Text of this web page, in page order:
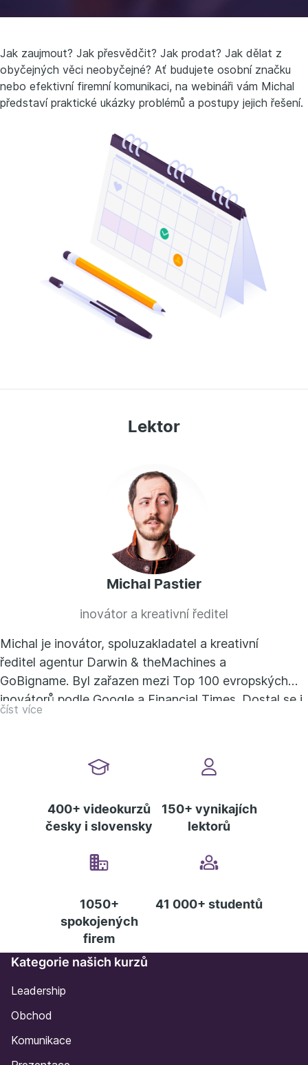
Jak zaujmout? Jak přesvědčit? Jak prodat? Jak dělat z
obyčejných věci neobyčejné? Ať budujete osobní značku
nebo efektivní firemní komunikaci, na webináři vám Michal
představí praktické ukázky problémů a postupy jejich řešení.
Lektor
Michal Pastier
inovátor a kreativní ředitel
Michal je inovátor, spoluzakladatel a kreativní
ředitel agentur Darwin & theMachines a
GoBigname. Byl zařazen mezi Top 100 evropských
inovátorů podle Google a Financial Times. Dostal se i
na titulku magazínu Forbes Slovensko a byl zařazen
držitele prestižního ocenění FILIP za výjimečný přínos
do slovenské reklamy a s více než 200 kreativními
v regionu. V roce 2021 založil novou hybridní
agenturu Darwin and the Machines, jejímž cílem je
konzistentní komunikaci značek. Darwin je přímo
sebou již přes 250 projektů nových značek přes
název, identitu po globální testování nových
číst více
400+ videokurzů
česky i slovensky
150+ vynikajích
lektorů
1050+
spokojených
firem
41 000+ studentů
Kategorie našich kurzů
Leadership
Obchod
Komunikace